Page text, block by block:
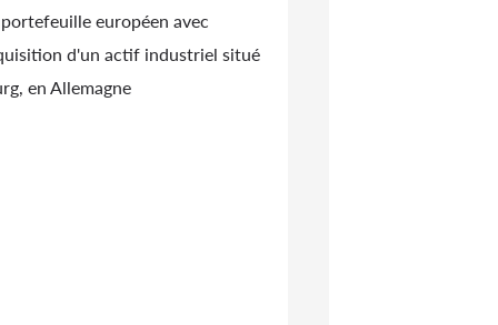
européen avec
d'un actif industriel situé
en Allemagne